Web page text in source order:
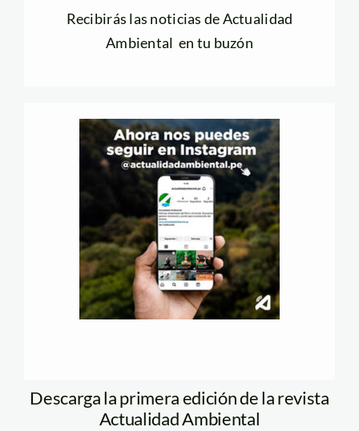
Recibirás las noticias de Actualidad
Ambiental en tu buzón
Descarga la primera edición de la revista
Actualidad Ambiental